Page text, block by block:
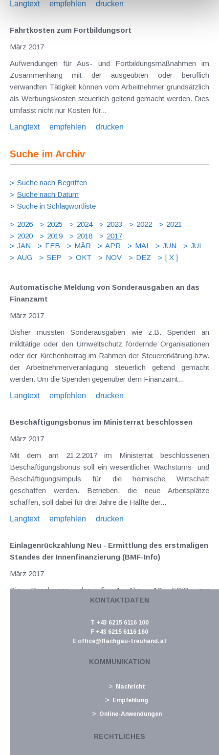
Langtext
empfehlen drucken
Fahrtkosten zum Fortbildungsort
März 2017
Aufwendungen für Aus- und Fortbildungsmaßnahmen im
Zusammenhang mit der ausgeübten oder beruflich
verwandten Tätigkeit können vom Arbeitnehmer grundsätzlich
als Werbungskosten steuerlich geltend gemacht werden. Dies
umfasst nicht nur Kosten für...
Langtext
empfehlen drucken
Suche im Archiv
Suche nach Begriffen
Suche nach Datum
Suche in Schlagwortliste
2026 2025 2024 2023 2022
2021
2020
2019 2018
2017
JAN
FEB MÄR APR MAI JUN
JUL
AUG
SEP OKT NOV DEZ [ X ]
Automatische Meldung von Sonderausgaben an das
Finanzamt
März 2017
Bisher mussten Sonderausgaben wie z.B. Spenden an
mildtätige oder den Umweltschutz fördernde Organisationen
oder der Kirchenbeitrag im Rahmen der Steuererklärung bzw.
der Arbeitnehmerveranlagung steuerlich geltend gemacht
werden. Um die Spenden gegenüber dem Finanzamt...
Langtext
empfehlen drucken
Beschäftigungsbonus im Ministerrat beschlossen
März 2017
Mit dem am 21.2.2017 im Ministerrat beschlossenen
Beschäftigungsbonus soll ein wesentlicher Wachstums- und
Beschäftigungsimpuls für die heimische Wirtschaft
geschaffen werden. Betrieben, die neue Arbeitsplätze
schaffen, soll dabei für drei Jahre die Hälfte der...
Langtext
empfehlen drucken
Einlagenrückzahlung Neu - Ermittlung des erstmaligen
Standes der Innenfinanzierung (BMF-Info)
März 2017
Die Regelungen des § 4 Abs. 12 EStG zur
Einlagenrückzahlung wurden in den letzten beiden Jahren
wonach eine offene Ausschüttung eines
unternehmensrechtlichen Bilanzgewinnes steuerlich entweder
drucken
Zusammenhang mit der ausgeübten oder beruflich
KONTAKTDATEN
T +43 6215 6116 100
F +43 6215 6116 160
E office@flachgau-treuhand.at
KOMMUNIKATION
Nachricht
Empfehlung
Online-Anwendungen
RECHTLICHES